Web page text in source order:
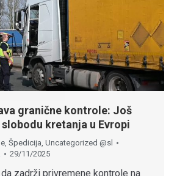
granične kontrole: Još
kretanja u Evropi
Špedicija Uncategorized @sl
29/11/2025
zadrži privremene kontrole na